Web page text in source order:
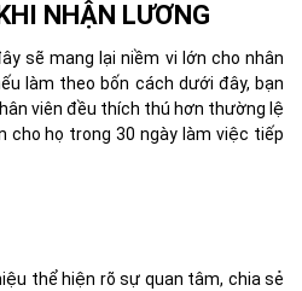
NHẬN LƯƠNG
sẽ mang lại niềm vi lớn cho nhân
làm theo bốn cách dưới đây, bạn
viên đều thích thú hơn thường lệ
cho họ trong 30 ngày làm việc tiếp
thể hiện rõ sự quan tâm, chia sẻ